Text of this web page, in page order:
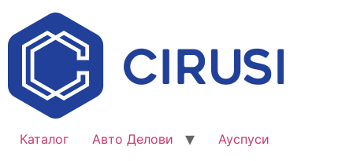
Каталог Авто Делови
Ауспуси